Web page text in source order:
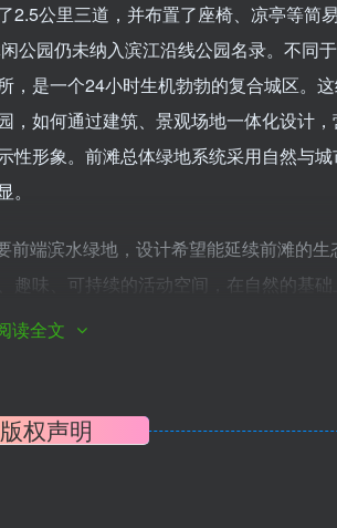
公里三道，并布置了座椅、凉亭等简
公园仍未纳入滨江沿线公园名录。不同
是一个24小时生机勃勃的复合城区。
如何通过建筑、景观场地一体化设计
形象。前滩总体绿地系统采用自然与
端滨水绿地，设计希望能延续前滩的生
趣味、可持续的活动空间，在自然的基
地块的不断开发，公园原有单一、简单的
标准较低。缺少亮点特色：前滩休闲公
以反应前滩整体定位和形象，且步行
读全文
权声明